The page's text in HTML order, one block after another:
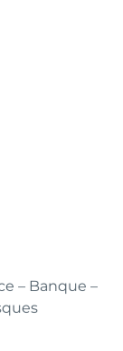
– Banque –